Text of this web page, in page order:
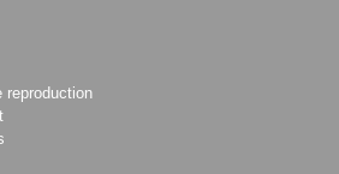
reproduction